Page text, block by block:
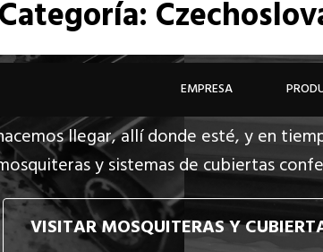
EMPRESA
Categoría:
llegar, allí donde esté, y en
y sistemas de cubiertas
VISITAR MOSQUITERAS Y